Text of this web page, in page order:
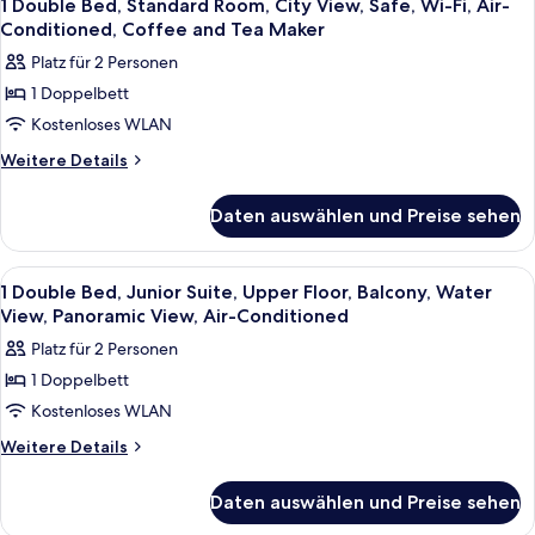
Water
View,
Panoramic
View,
Air-
anzeigen
Room,
Room,
Balcony,
View,
Panoramic
View,
Fotos
für
1
Double
Bed,
Standard
View,
Safe,
Wi-
Fi,
Air-
Conditioned,
Coffee
Tea
1 Double Bed, Standard Room, City View, Safe, Wi-Fi, Air-
Conditioned, Coffee and Tea Maker
Platz für 2 Personen
1 Doppelbett
Kostenloses WLAN
Weitere Details
Weitere
Double
Bed,
Standard
Room,
View,
Safe,
Fi,
Air-
Conditioned,
Tea
Daten auswählen und Preise sehen
Alle
Fotos
für
1
Double
Bed,
Junior
Floor,
Hochwertige Bettwaren, Minibar,
4
1 Double Bed, Junior Suite, Upper Floor, Balcony, Water
View, Panoramic View, Air-Conditioned
Platz für 2 Personen
1 Doppelbett
Kostenloses WLAN
Weitere Details
Weitere
Daten auswählen und Preise sehen